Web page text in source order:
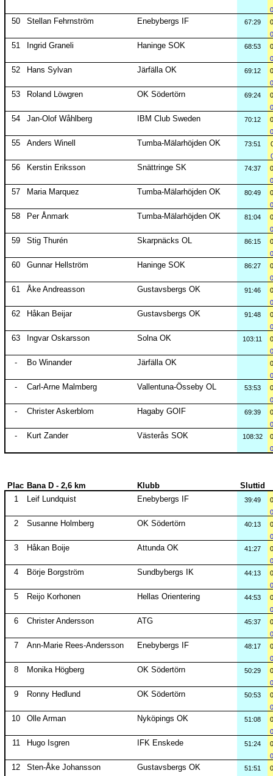
50 Stellan Fehrnström Enebybergs IF 67:29
51 Ingrid Graneli Haninge SOK 68:53
52 Hans Sylvan Järfälla OK 69:12
53 Roland Löwgren OK Södertörn 69:24
54 Jan-Olof Wåhlberg IBM Club Sweden 70:12
55 Anders Winell Tumba-Mälarhöjden OK 73:51
56 Kerstin Eriksson Snättringe SK 74:37
57 Maria Marquez Tumba-Mälarhöjden OK 80:49
58 Per Ånmark Tumba-Mälarhöjden OK 81:04
59 Stig Thurén Skarpnäcks OL 86:15
60 Gunnar Hellström Haninge SOK 86:27
61 Åke Andreasson Gustavsbergs OK 91:46
62 Håkan Beijar Gustavsbergs OK 91:48
63 Ingvar Oskarsson Solna OK 103:11
- Bo Winander Järfälla OK
- Carl-Arne Malmberg Vallentuna-Össeby OL 53:53
- Christer Askerblom Hagaby GOIF 69:39
- Kurt Zander Västerås SOK 108:32
Plac Bana D - 2,6 km Klubb
Sluttid
1
Leif Lundquist Enebybergs IF 39:49
2 Susanne Holmberg OK Södertörn 40:13
3 Håkan Boije Attunda OK 41:27
4 Börje Borgström Sundbybergs IK 44:13
5 Reijo Korhonen Hellas Orientering 44:53
6 Christer Andersson ATG 45:37
7 Ann-Marie Rees-Andersson Enebybergs IF 48:17
8 Monika Högberg OK Södertörn 50:29
9 Ronny Hedlund OK Södertörn 50:53
10 Olle Arman Nyköpings OK 51:08
11 Hugo Isgren IFK Enskede 51:24
12 Sten-Åke Johansson Gustavsbergs OK 51:51